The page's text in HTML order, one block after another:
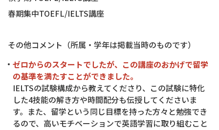
春期集中TOEFL/IELTS講座
その他コメント（所属・学年は掲載当時のものです）
ゼロからのスタートでしたが、この講座のおかげで留学
の基準を満たすことができました。
IELTSの試験構成から教えてくださり、この試験に特化
した4技能の解き方や時間配分も伝授してくださいま
す。また、留学という同じ目標を持った方々と勉強でき
るので、高いモチベーションで英語学習に取り組むこと